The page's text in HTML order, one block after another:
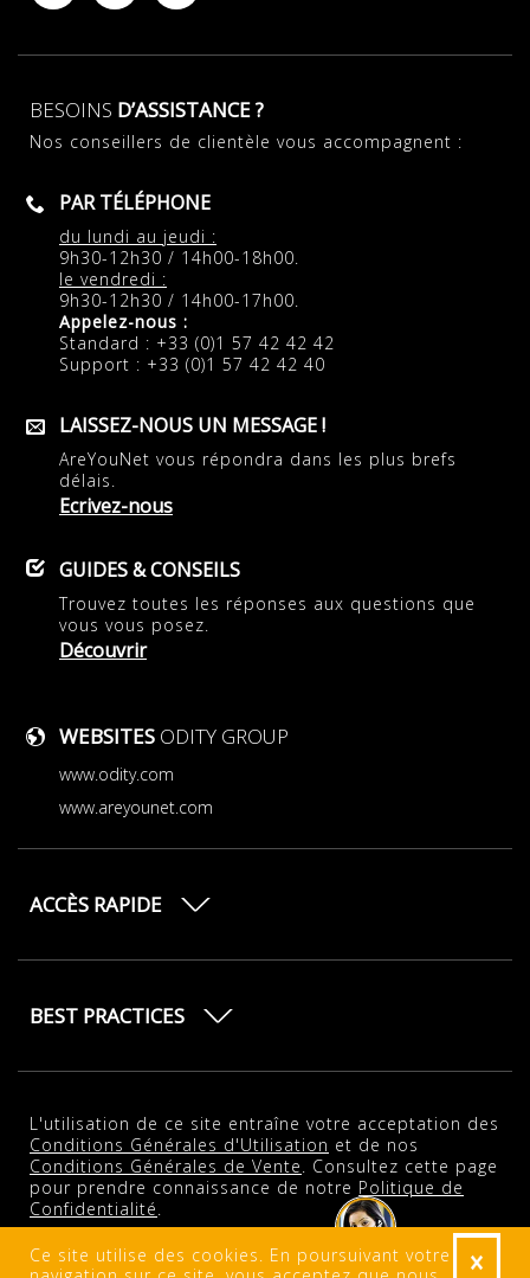
BESOINS D’ASSISTANCE ?
Nos conseillers de clientèle vous accompagnent :
PAR TÉLÉPHONE
du lundi au jeudi :
9h30-12h30 / 14h00-18h00.
le vendredi :
9h30-12h30 / 14h00-17h00.
Appelez-nous :
Standard : +33 (0)1 57 42 42 42
Support : +33 (0)1 57 42 42 40
LAISSEZ-NOUS UN MESSAGE !
AreYouNet vous répondra dans les plus brefs
délais.
Ecrivez-nous
GUIDES & CONSEILS
Trouvez toutes les réponses aux questions que
vous vous posez.
Découvrir
WEBSITES ODITY GROUP
www.odity.com
www.areyounet.com
ACCÈS RAPIDE
BEST PRACTICES
L'utilisation de ce site entraîne votre acceptation des
Conditions Générales d'Utilisation et de nos
Conditions Générales de Vente. Consultez cette page
pour prendre connaissance de notre Politique de
Confidentialité.
2001-2026 © AreYouNet - An Odity PLATFORM. All rights reserved.
Ce site utilise des cookies. En poursuivant votre